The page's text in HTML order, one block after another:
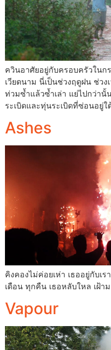
ควินอาศัยอยู่กับครอบครัวในก
เวียดนาม นี่เป็นช่วงฤดูฝน ช่ว
ท่วมซ้ำแล้วซ้ำเล่า แย่ไปกว่านั้
ระเบิดและทุ่นระเบิดที่ซ่อนอยู่ใ
Ashes
คิงคองไม่ค่อยเห่า เธออยู่กับเ
เดือน ทุกคืน เธอหลับใหล เฝ้า
Vapour